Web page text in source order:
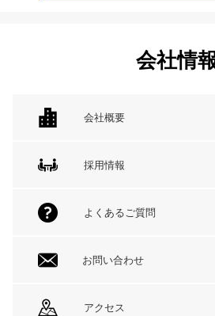
会社情
会社概要
採用情報
よくあるご質問
お問い合わせ
アクセス